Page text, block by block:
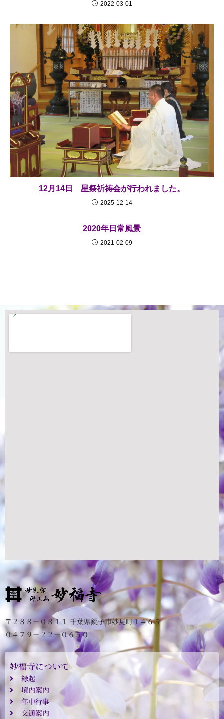
2022-03-01
12月14日 星祭祈祷会が行われました。
2025-12-14
2020年日常風景
2021-02-09
〒２８８－０８１１ 千葉県銚子市妙見町１４６５
０４７９－２２－０６５０
妙福寺について
縁起
境内案内
年中行事
交通案内